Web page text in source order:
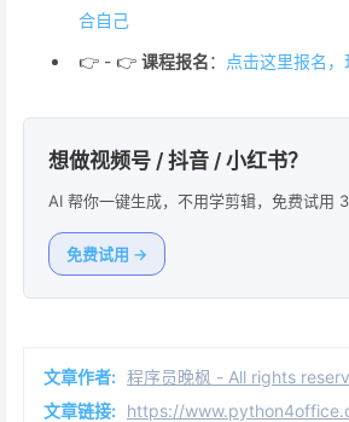
合自己
👉 - 👉 课程报名： 点击这里报名
想做视频号 / 抖音 / 小红书？
AI 帮你一键生成，不用学剪辑，免费试用 3
免费试用 →
文章作者: 程序员晚枫 - All rights
文章链接: https://